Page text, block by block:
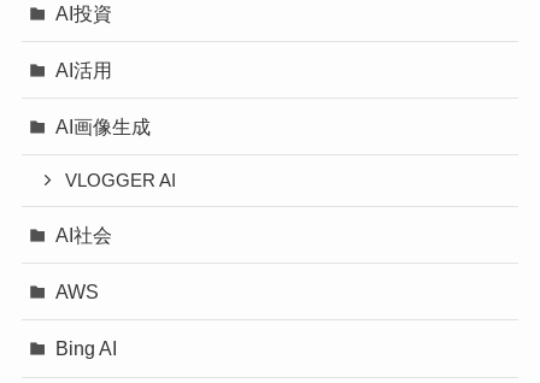
AI投資
AI活用
AI画像生成
VLOGGER AI
AI社会
AWS
Bing AI